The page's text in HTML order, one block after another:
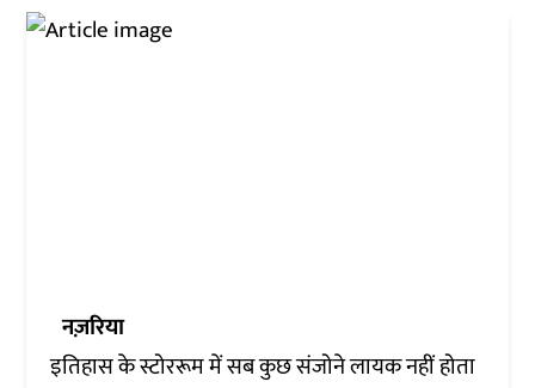
नज़रिया
इतिहास के स्टोररूम में सब कुछ संजोने लायक नहीं होता